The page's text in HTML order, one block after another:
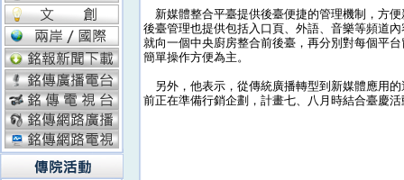
新媒體整合平臺提供後臺便捷的管理機制，方
後臺管理也提供包括入口頁、外語、音樂等頻道
就向一個中央廚房整合前後臺，再分別對每個平
簡單操作方便為主。
另外，他表示，從傳統廣播轉型到新媒體應用
前正在準備行銷企劃，計畫七、八月時結合臺慶